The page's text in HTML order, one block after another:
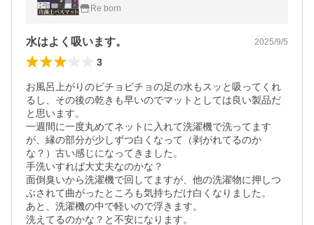
き 珪藻土マット 珪藻土バスマット
Re born
水はよく吸います。 2025/9/5
3
お風呂上がりのビチョビチョの足の水もスッと吸ってくれ
るし、その後の乾きも早いのでマットとしては良い製品だ
と思います。
一週間に一度丸めてネットに入れて洗濯機で洗ってます
が、縁の部分が少しずつ白くなって（剥がれてるのか
な？）古い感じになってきました。
手洗いすれば大丈夫なのかな？
面倒臭いから洗濯機で回してますが、他の洗濯物に押しつ
ぶされて曲がったところも気持ちだけ白くなりました。
あと、洗濯機の中で軽いので浮きます。
洗えてるのかな？と不安になります。